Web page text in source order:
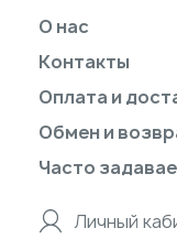
О нас
Контакты
Оплата и
Обмен и
Часто
Личный